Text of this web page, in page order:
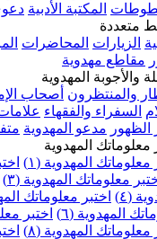
الأدبية دعوى اليماني
المراثي المواليد
أصحاب الإمام المهدي
علامات الظهور عصر
متفرقة جميع
(١)
اختبر معلوماتك
(٣)
اختبر معلوماتك
المهدوية (٥)
اختبر
اختبر معلوماتك المهدوية
(٨)
اختبر معلوماتك